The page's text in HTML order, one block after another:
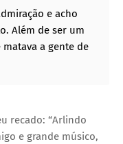
e acho
Além de ser um
a gente de
recado: “Arlindo
e grande músico,